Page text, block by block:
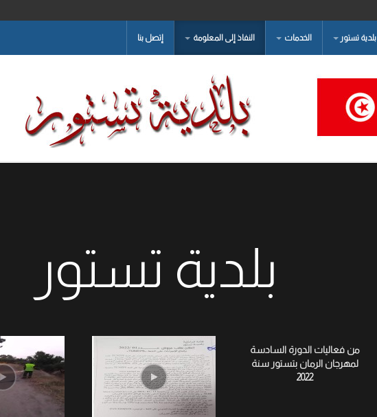
بلدية تستور الخدمات النفاذ إلى المعلومة إتصل بنا
بلدية تستور
من فعاليات الدورة السادسة
لمهرجان الرمان بتستور سنة
2022